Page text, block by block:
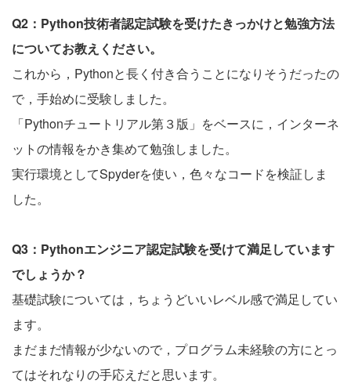
Q2：Python技術者認定試験を受けたきっかけと勉強方法
についてお教えください。
これから，Pythonと長く付き合うことになりそうだったの
で，手始めに受験しました。
「Pythonチュートリアル第３版」をベースに，インターネ
ットの情報をかき集めて勉強しました。
実行環境としてSpyderを使い，色々なコードを検証しま
した。
Q3：Pythonエンジニア認定試験を受けて満足しています
でしょうか？
基礎試験については，ちょうどいいレベル感で満足してい
ます。
まだまだ情報が少ないので，プログラム未経験の方にとっ
てはそれなりの手応えだと思います。